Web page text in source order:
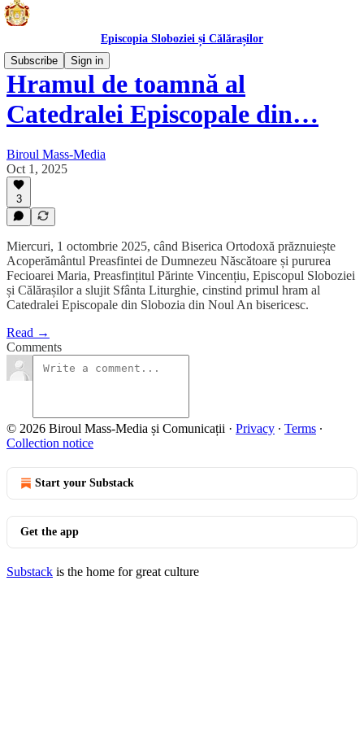
Episcopia Sloboziei și Călărașilor
Subscribe
Sign in
Hramul de toamnă al
Catedralei Episcopale din…
Biroul Mass-Media
Oct 1, 2025
3
Miercuri, 1 octombrie 2025, când Biserica Ortodoxă prăznuiește
Acoperământul Preasfintei de Dumnezeu Născătoare și pururea
Fecioarei Maria, Preasfințitul Părinte Vincențiu, Episcopul Sloboziei
și Călărașilor a slujit Sfânta Liturghie, cinstind primul hram al
Catedralei Episcopale din Slobozia din Noul An bisericesc.
Read →
Comments
© 2026 Biroul Mass-Media și Comunicații · Privacy ∙ Terms ∙
Collection notice
Start your Substack
Get the app
Substack is the home for great culture